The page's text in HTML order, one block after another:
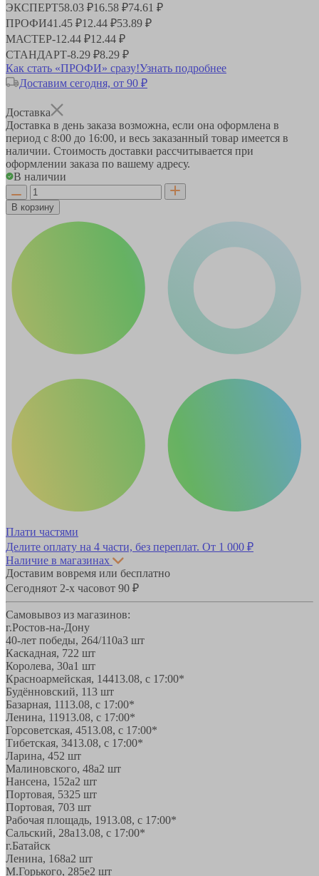
ЭКСПЕРТ58.03 ₽16.58 ₽74.61 ₽
ПРОФИ41.45 ₽12.44 ₽53.89 ₽
МАСТЕР-12.44 ₽12.44 ₽
СТАНДАРТ-8.29 ₽8.29 ₽
Как стать «ПРОФИ» сразу!Узнать подробнее
Доставим сегодня, от 90 ₽
Доставка
Доставка в день заказа возможна, если она оформлена в
период с 8:00 до 16:00, и весь заказанный товар имеется в
наличии. Стоимость доставки рассчитывается при
оформлении заказа по вашему адресу.
В наличии
В корзину
Плати частями
Делите оплату на 4 части, без переплат. От 1 000 ₽
Наличие в магазинах
Доставим вовремя или бесплатно
Сегодняот 2-х часовот 90 ₽
Самовывоз из магазинов:
г.Ростов-на-Дону
40-лет победы, 264/110а3 шт
Каскадная, 722 шт
Королева, 30а1 шт
Красноармейская, 14413.08, с 17:00*
Будённовский, 113 шт
Базарная, 1113.08, с 17:00*
Ленина, 11913.08, с 17:00*
Горсоветская, 4513.08, с 17:00*
Тибетская, 3413.08, с 17:00*
Ларина, 452 шт
Малиновского, 48а2 шт
Нансена, 152а2 шт
Портовая, 5325 шт
Портовая, 703 шт
Рабочая площадь, 1913.08, с 17:00*
Сальский, 28a13.08, с 17:00*
г.Батайск
Ленина, 168а2 шт
М.Горького, 285е2 шт